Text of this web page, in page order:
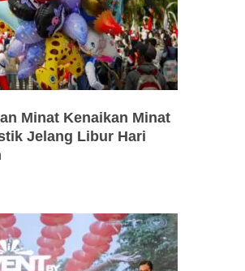
Minat Kenaikan Minat
Jelang Libur Hari